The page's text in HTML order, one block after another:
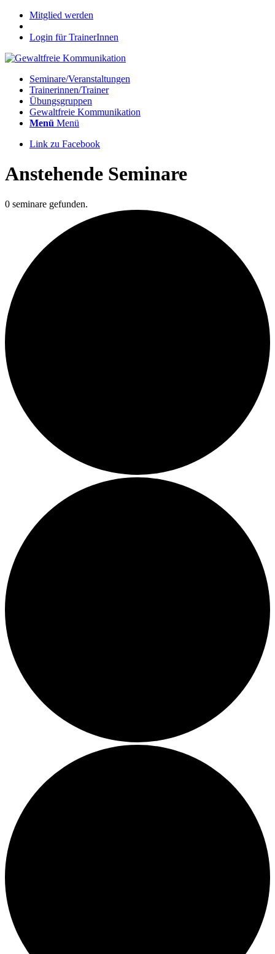
Mitglied werden
Login für TrainerInnen
Seminare/Veranstaltungen
Trainerinnen/Trainer
Übungsgruppen
Gewaltfreie Kommunikation
Menü Menü
Link zu Facebook
Anstehende Seminare
0 seminare gefunden.